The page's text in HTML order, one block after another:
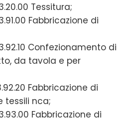
Tessitura;
Fabbricazione di
Confezionamento di
da tavola e per
Fabbricazione di
tessili nca;
Fabbricazione di